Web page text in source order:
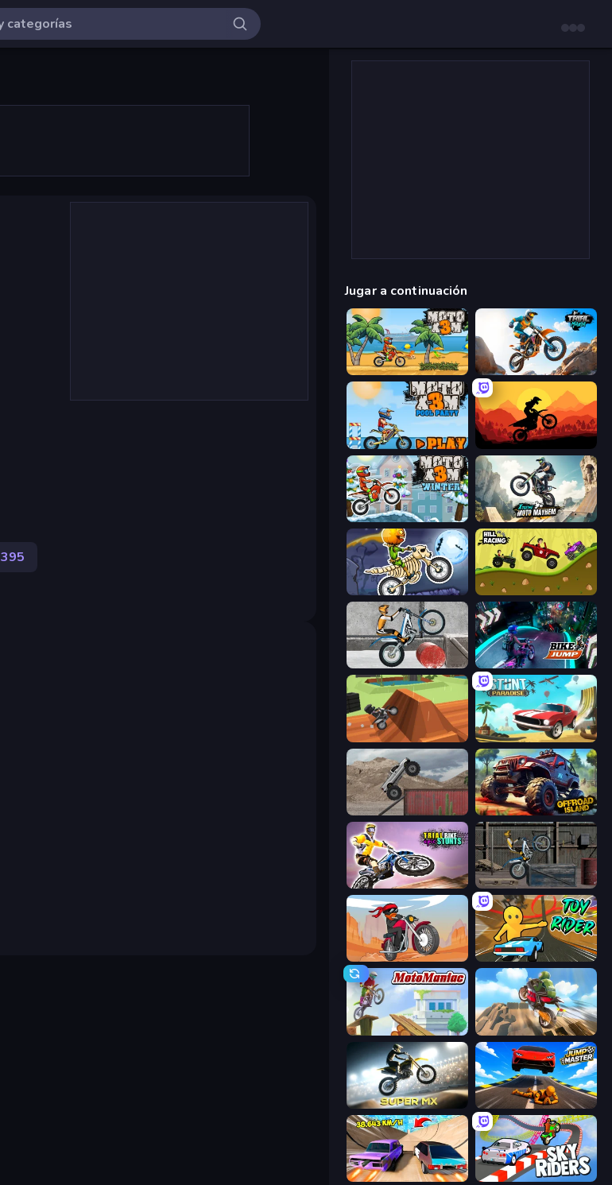
395
Jugar a continuación
Moto X3M Trial Mania
Moto X3M 5: Pool Party Sunset Bike Racing
Moto X3M 4 Winter Xtreme Moto Mayhem
Moto X3M 6: Spooky Land Hill Racing
Trials Ice Ride Bike Jump
Blocky Trials Stunt Paradise
Hard Wheels Offroad Island
Trial Bike Epic Stunts Trials Ride
Stickman Moto Race Extreme Toy Rider
Moto Maniac Cartoon Moto Stunt
Super MX - Last Season Jump Master: Car Racing
Turbo Cars: Pipe Stunts Sky Riders